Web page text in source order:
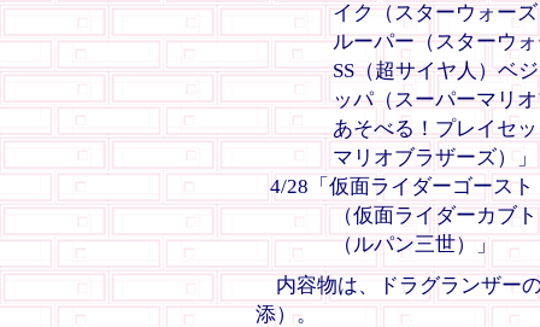
イク（スターウォー
ルーパー（スターウ
SS（超サイヤ人）ベ
ッパ（スーパーマリ
あそべる！プレイセ
マリオブラザーズ）
4/28「仮面ライダーゴース
（仮面ライダーカブ
（ルパン三世）」
内容物は、ドラグランザー
添）。